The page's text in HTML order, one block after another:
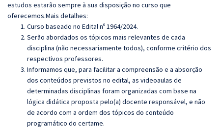
estudos estarão sempre à sua disposição no curso que
oferecemos.Mais detalhes:
Curso baseado no Edital nº 1964/2024.
Serão abordados os tópicos mais relevantes de cada
disciplina (não necessariamente todos), conforme critério dos
respectivos professores.
Informamos que, para facilitar a compreensão e a absorção
dos conteúdos previstos no edital, as videoaulas de
determinadas disciplinas foram organizadas com base na
lógica didática proposta pelo(a) docente responsável, e não
de acordo com a ordem dos tópicos do conteúdo
programático do certame.